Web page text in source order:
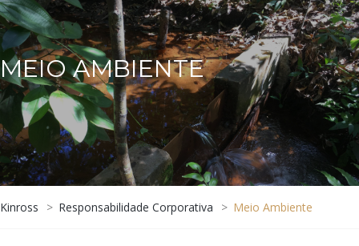
MEIO AMBIENTE
Kinross > Responsabilidade Corporativa > Meio Ambiente